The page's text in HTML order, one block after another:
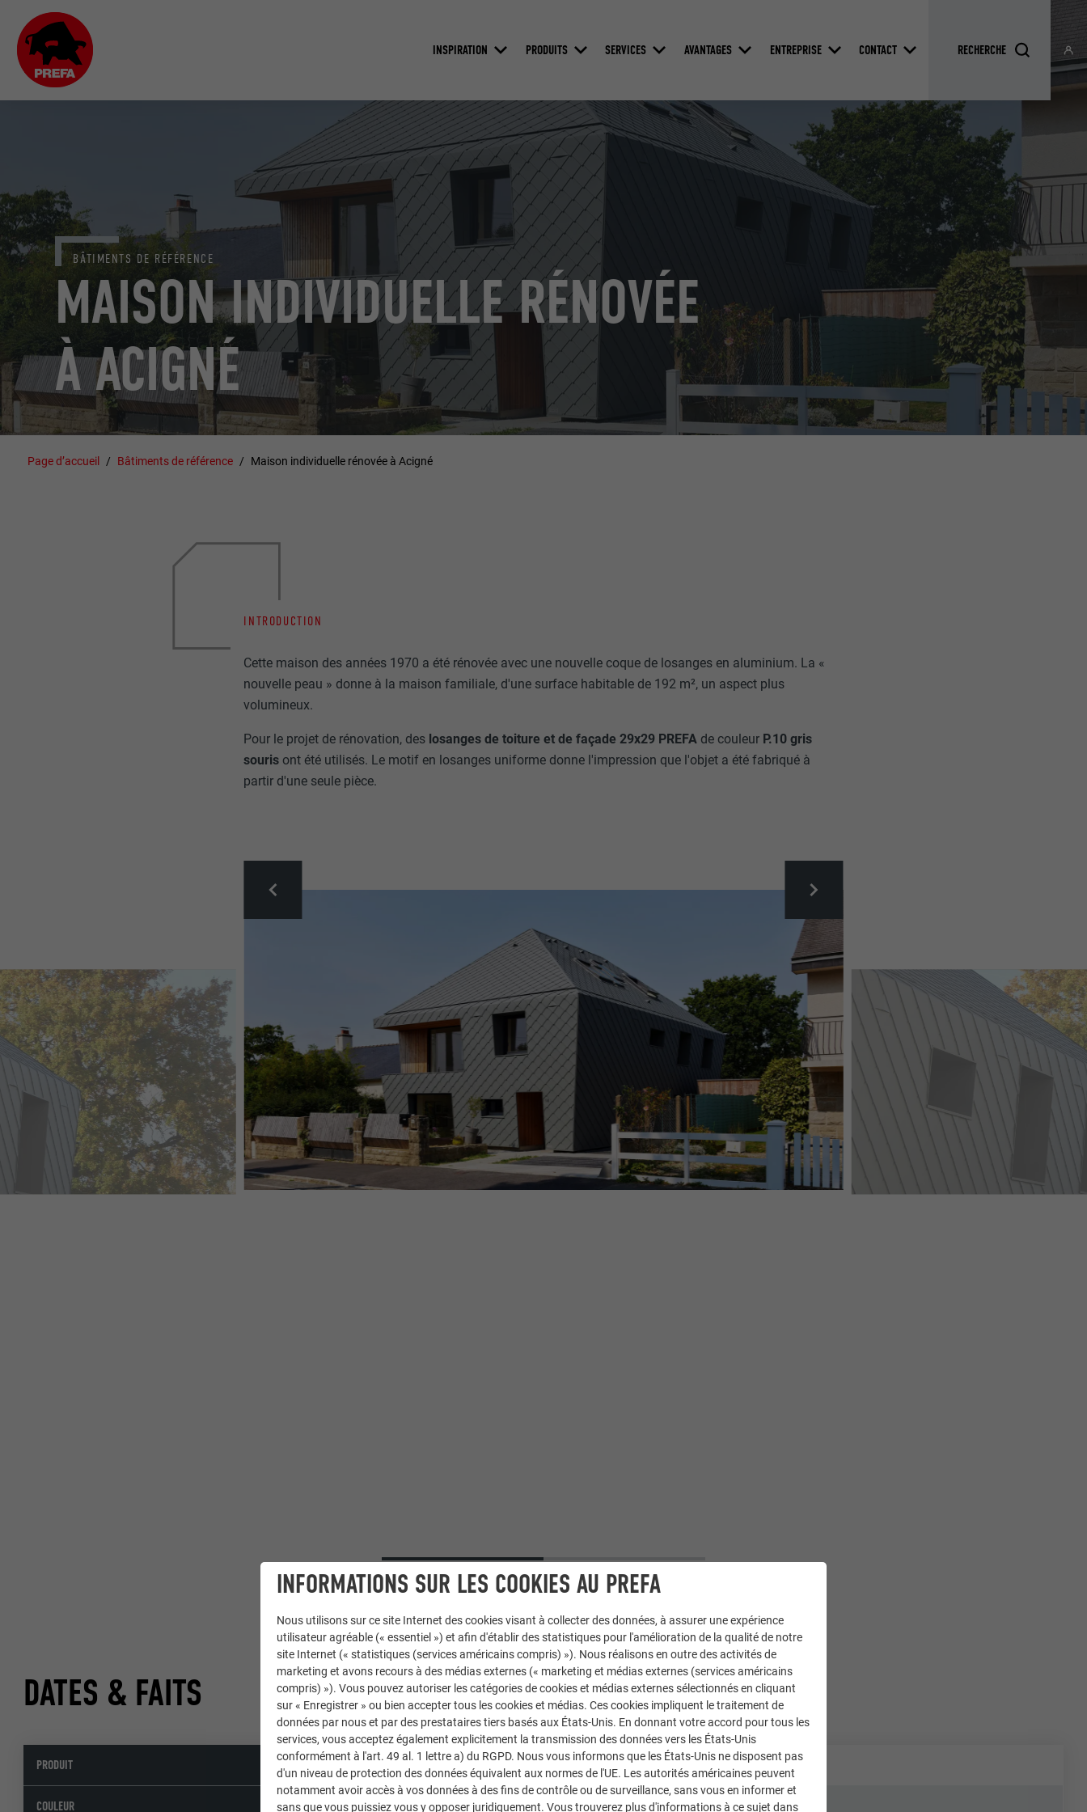
INSPIRATION PRODUITS SERVICES AVANTAGES ENTREPRISE CONTACT
MAISON INDIVIDUELLE RÉNOVÉE
À ACIGNÉ
BÂTIMENTS DE RÉFÉRENCE
Page d’accueil Bâtiments de référence Maison individuelle rénovée à Acigné
INTRODUCTION
Cette maison des années 1970 a été rénovée avec une nouvelle coque de losanges en aluminium. La «
nouvelle peau » donne à la maison familiale, d'une surface habitable de 192 m², un aspect plus
volumineux.
Pour le projet de rénovation, des losanges de toiture et de façade 29x29 PREFA de couleur P.10 gris
souris ont été utilisés. Le motif en losanges uniforme donne l'impression que l'objet a été fabriqué à
partir d'une seule pièce.
DATES & FAITS
PRODUIT Losange de façade 29 × 29
COULEUR 07 P.10 gris souris
INFORMATIONS SUR LES COOKIES AU PREFA
Nous utilisons sur ce site Internet des cookies visant à collecter des données, à assurer une expérience
utilisateur agréable (« essentiel ») et afin d'établir des statistiques pour l'amélioration de la qualité de notre
site Internet (« statistiques (services américains compris) »). Nous réalisons en outre des activités de
marketing et avons recours à des médias externes (« marketing et médias externes (services américains
compris) »). Vous pouvez autoriser les catégories de cookies et médias externes sélectionnés en cliquant
sur « Enregistrer » ou bien accepter tous les cookies et médias. Ces cookies impliquent le traitement de
données par nous et par des prestataires tiers basés aux États-Unis. En donnant votre accord pour tous les
services, vous acceptez également explicitement la transmission des données vers les États-Unis
conformément à l'art. 49 al. 1 lettre a) du RGPD. Nous vous informons que les États-Unis ne disposent pas
d'un niveau de protection des données équivalent aux normes de l'UE. Les autorités américaines peuvent
notamment avoir accès à vos données à des fins de contrôle ou de surveillance, sans vous en informer et
sans que vous puissiez vous y opposer juridiquement. Vous trouverez plus d'informations à ce sujet dans